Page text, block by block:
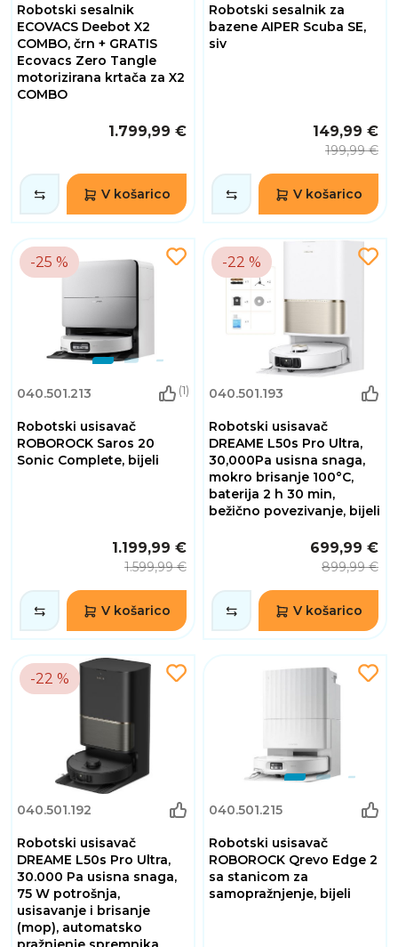
Robotski sesalnik
ECOVACS Deebot X2
COMBO, črn + GRATIS
Ecovacs Zero Tangle
motorizirana krtača za X2
COMBO
1.799,99 €
V košarico
Robotski sesalnik za
bazene AIPER Scuba SE,
siv
149,99 €
199,99 €
V košarico
-25 %
040.501.213 (1)
Robotski usisavač
ROBOROCK Saros 20
Sonic Complete, bijeli
1.199,99 €
1.599,99 €
V košarico
-22 %
040.501.193
Robotski usisavač
DREAME L50s Pro Ultra,
30,000Pa usisna snaga,
mokro brisanje 100°C,
baterija 2 h 30 min,
bežično povezivanje, bijeli
699,99 €
899,99 €
V košarico
-22 %
040.501.192
Robotski usisavač
DREAME L50s Pro Ultra,
30.000 Pa usisna snaga,
75 W potrošnja,
usisavanje i brisanje
(mop), automatsko
040.501.215
Robotski usisavač
ROBOROCK Qrevo Edge 2
sa stanicom za
samopražnjenje, bijeli